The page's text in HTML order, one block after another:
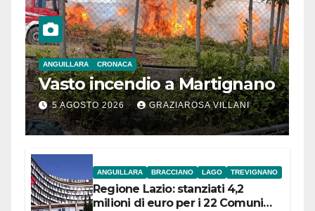
ANGUILLARA CRONACA
Vasto incendio a Martignano
5 AGOSTO 2026 GRAZIAROSA VILLANI
ANGUILLARA BRACCIANO LAGO TREVIGNANO
Regione Lazio: stanziati 4,2
milioni di euro per i 22 Comuni